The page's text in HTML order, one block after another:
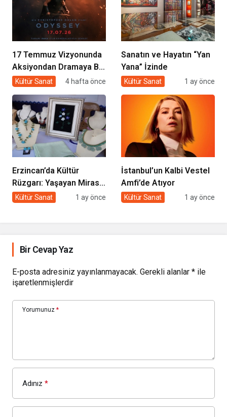
17 Temmuz Vizyonunda
Aksiyondan Dramaya Bir
Yolculuk
Kültür Sanat 4 hafta önce
Sanatın ve Hayatın “Yan
Yana” İzinde
Kültür Sanat 1 ay önce
Erzincan’da Kültür
Rüzgarı: Yaşayan Miras
Şöleni Şehre İz Bıraktı
Kültür Sanat 1 ay önce
İstanbul’un Kalbi Vestel
Amfi’de Atıyor
Kültür Sanat 1 ay önce
Bir Cevap Yaz
E-posta adresiniz yayınlanmayacak. Gerekli alanlar * ile
işaretlenmişlerdir
Yorumunuz *
Adınız *